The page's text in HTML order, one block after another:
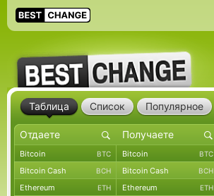
Таблица Список Популярное
Bitcoin BTC Bitcoin BTC
Bitcoin Cash BCH Bitcoin Cash BCH
Ethereum ETH Ethereum ETH